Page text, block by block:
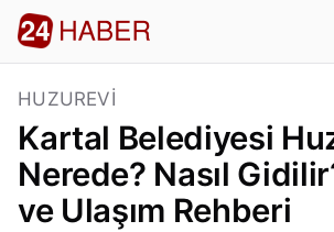
HUZUREVI
Kartal Belediyesi
Nerede? Nasıl
ve Ulaşım Rehberi